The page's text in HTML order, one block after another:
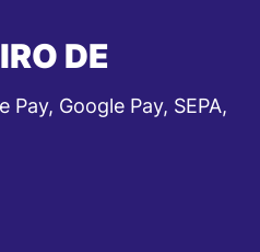
DE
Google Pay, SEPA,